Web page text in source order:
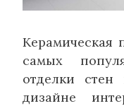
Керамическая
самых
отделки
дизайне